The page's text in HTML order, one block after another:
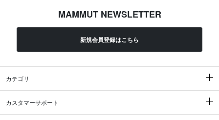
MAMMUT NEWSLETTER
新規会員登録はこちら
カテゴリ
カスタマーサポート